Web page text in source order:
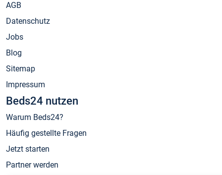
AGB
Datenschutz
Jobs
Blog
Sitemap
Impressum
Beds24 nutzen
Warum Beds24?
Häufig gestellte Fragen
Jetzt starten
Partner werden